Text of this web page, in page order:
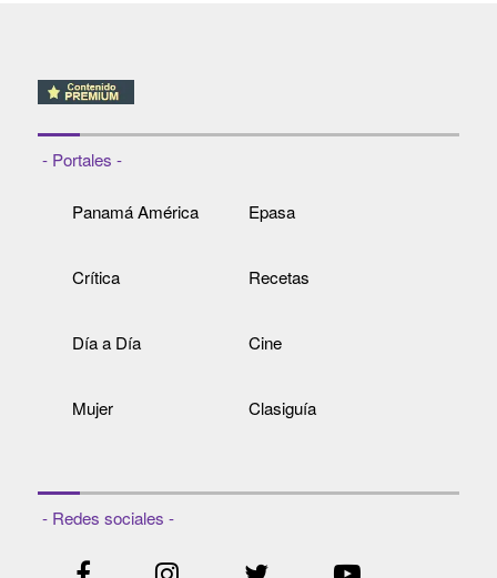
- Portales -
Panamá América Epasa
Crítica Recetas
Día a Día Cine
Mujer Clasiguía
- Redes sociales -